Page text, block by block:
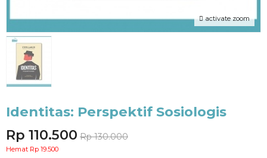
activate zoom
Identitas: Perspektif Sosiologis
Rp 110.500 Rp 130.000
Hemat Rp 19.500